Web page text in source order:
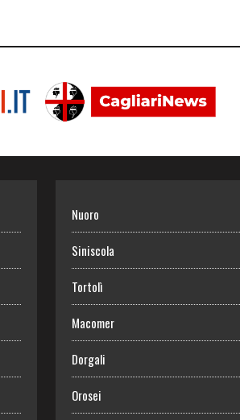
Nuoro
Siniscola
Tortolì
Macomer
Dorgali
Orosei